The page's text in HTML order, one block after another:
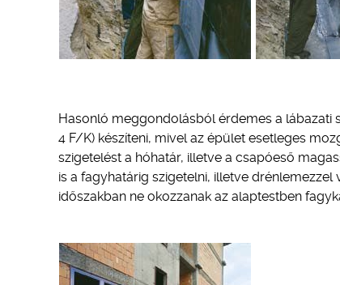
Hasonló meggondolásból érdemes a lábazati
4 F/K) készíteni, mivel az épület esetleges
szigetelést a hóhatár, illetve a csapóeső
is a fagyhatárig szigetelni, illetve
időszakban ne okozzanak az alaptestben